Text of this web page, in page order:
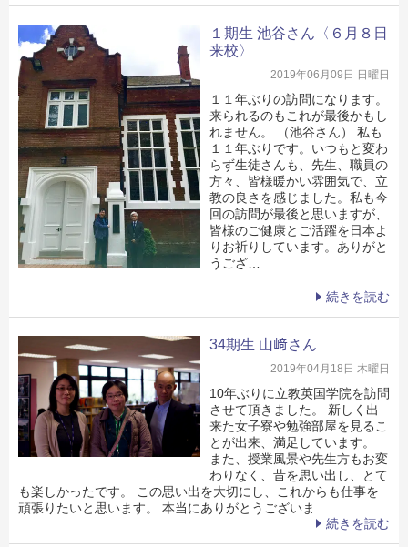
１期生 池谷さん〈６月８日
来校〉
2019年06月09日 日曜日
１１年ぶりの訪問になります。
来られるのもこれが最後かもし
れません。 （池谷さん） 私も
１１年ぶりです。いつもと変わ
らず生徒さんも、先生、職員の
方々、皆様暖かい雰囲気で、立
教の良さを感じました。私も今
回の訪問が最後と思いますが、
皆様のご健康とご活躍を日本よ
りお祈りしています。ありがと
うござ…
続きを読む
34期生 山﨑さん
2019年04月18日 木曜日
10年ぶりに立教英国学院を訪問
させて頂きました。 新しく出
来た女子寮や勉強部屋を見るこ
とが出来、満足しています。
また、授業風景や先生方もお変
わりなく、昔を思い出し、とて
も楽しかったです。 この思い出を大切にし、これからも仕事を
頑張りたいと思います。 本当にありがとうございま…
続きを読む